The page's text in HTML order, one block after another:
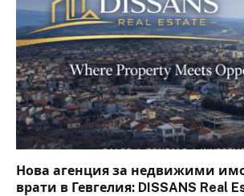
Нова агенция за недвижими
врати в Гевгелия: DISSANS Real